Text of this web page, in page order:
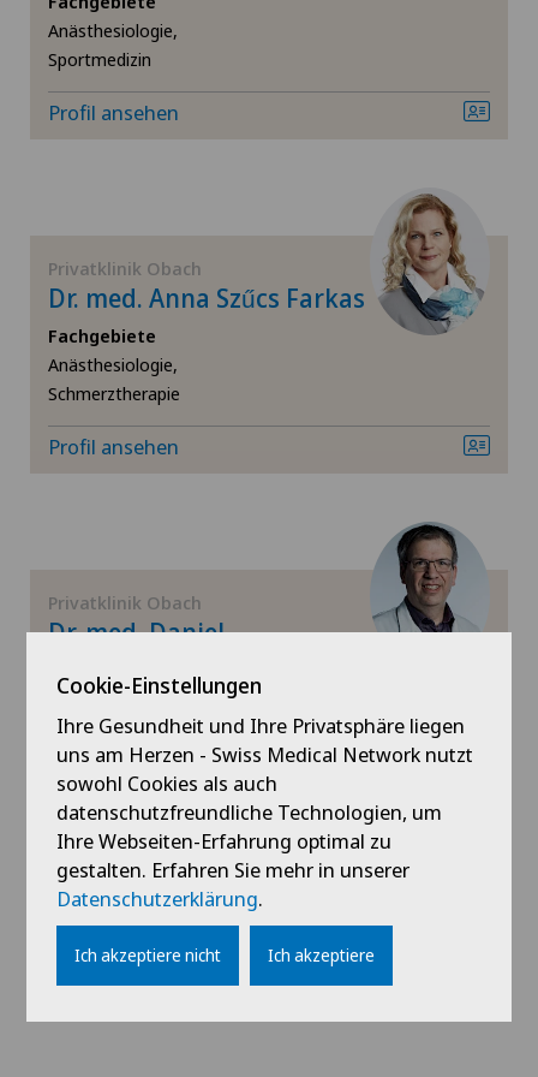
Fuss- und Sprunggelenkchirurgie
Gallenchirurgie
Hals-Nasen-Ohren-Heilkunde (HNO)
Handchirurgie
Hernien (Leistenbrüche)
Hüftimpingement
Hüftprothese
Kalkschulter
Kniearthrose (Gonarthrose)
Kniearthroskopie
Kniechirurgie
Anästhesiologie,
Sportmedizin
Profil ansehen
Privatklinik Obach
Dr. med. Anna Szűcs Farkas
Fachgebiete
Anästhesiologie,
Schmerztherapie
Profil ansehen
Privatklinik Obach
Dr. med. Daniel
Schmerztherapie,
Anästhesiologie
Termin vereinbaren
Profil ansehen
Cookie-Einstellungen
Ihre Gesundheit und Ihre Privatsphäre liegen
uns am Herzen - Swiss Medical Network nutzt
sowohl Cookies als auch
datenschutzfreundliche Technologien, um
Ihre Webseiten-Erfahrung optimal zu
gestalten. Erfahren Sie mehr in unserer
Datenschutzerklärung.
Ich akzeptiere nicht Ich akzeptiere